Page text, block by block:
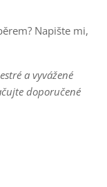
Napište mi,
a vyvážené
doporučené